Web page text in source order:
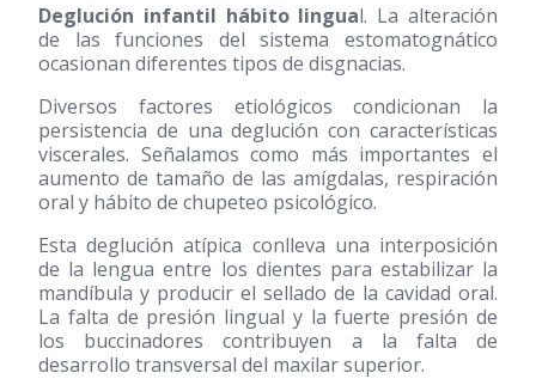
Deglución infantil hábito lingual. La alteración
de las funciones del sistema estomatognático
ocasionan diferentes tipos de disgnacias.
Diversos factores etiológicos condicionan la
persistencia de una deglución con características
viscerales. Señalamos como más importantes el
aumento de tamaño de las amígdalas, respiración
oral y hábito de chupeteo psicológico.
Esta deglución atípica conlleva una interposición
de la lengua entre los dientes para estabilizar la
mandíbula y producir el sellado de la cavidad oral.
La falta de presión lingual y la fuerte presión de
los buccinadores contribuyen a la falta de
desarrollo transversal del maxilar superior.